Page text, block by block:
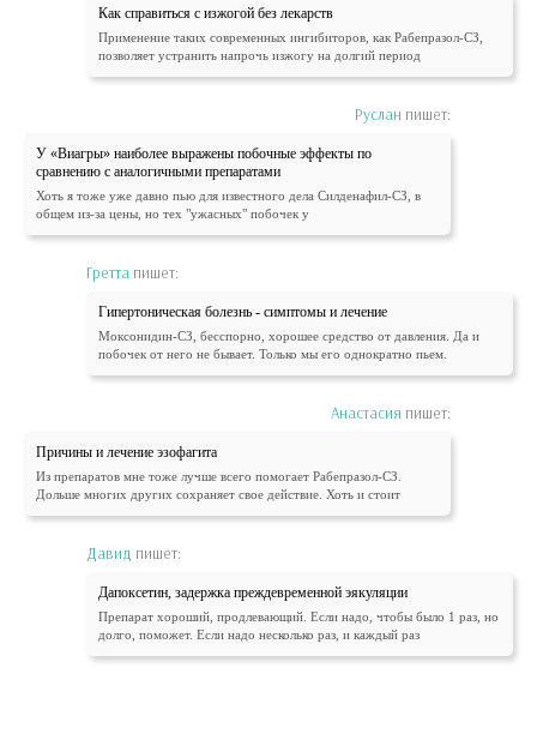
Как справиться с изжогой без лекарств
Применение таких современных ингибиторов, как Рабепразол-СЗ,
позволяет устранить напрочь изжогу на долгий период
Руслан пишет:
У «Виагры» наиболее выражены побочные эффекты по
сравнению с аналогичными препаратами
Хоть я тоже уже давно пью для известного дела Силденафил-СЗ, в
общем из-за цены, но тех "ужасных" побочек у
Гретта пишет:
Гипертоническая болезнь - симптомы и лечение
Моксонидин-СЗ, бесспорно, хорошее средство от давления. Да и
побочек от него не бывает. Только мы его однократно пьем.
Анастасия пишет:
Причины и лечение эзофагита
Из препаратов мне тоже лучше всего помогает Рабепразол-СЗ.
Дольше многих других сохраняет свое действие. Хоть и стоит
Давид пишет:
Дапоксетин, задержка преждевременной эякуляции
Препарат хороший, продлевающий. Если надо, чтобы было 1 раз, но
долго, поможет. Если надо несколько раз, и каждый раз